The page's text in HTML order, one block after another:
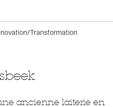
Transformation
ancienne laiterie en